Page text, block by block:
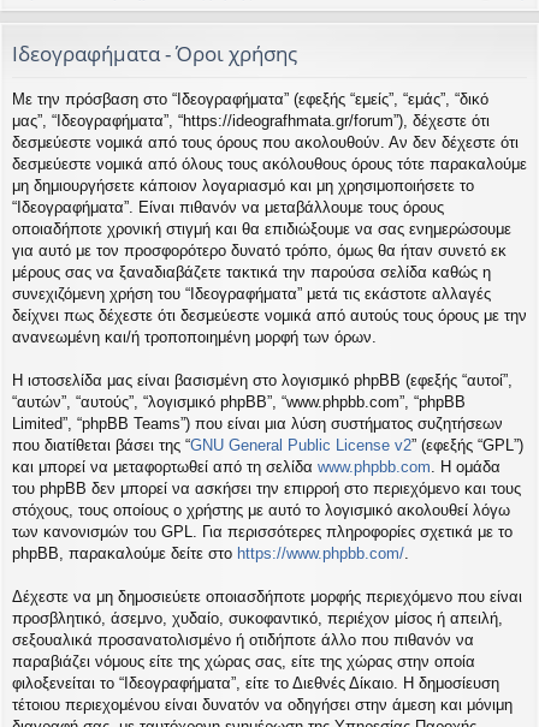
ς
συ
νδ
έσ
εις
τή
σε
ις
Ιδεογραφήματα - Όροι χρήσης
Με την πρόσβαση στο “Ιδεογραφήματα” (εφεξής “εμείς”, “εμάς”, “δικό
μας”, “Ιδεογραφήματα”, “https://ideografhmata.gr/forum”), δέχεστε ότι
δεσμεύεστε νομικά από τους όρους που ακολουθούν. Αν δεν δέχεστε ότι
δεσμεύεστε νομικά από όλους τους ακόλουθους όρους τότε παρακαλούμε
μη δημιουργήσετε κάποιον λογαριασμό και μη χρησιμοποιήσετε το
“Ιδεογραφήματα”. Είναι πιθανόν να μεταβάλλουμε τους όρους
οποιαδήποτε χρονική στιγμή και θα επιδιώξουμε να σας ενημερώσουμε
για αυτό με τον προσφορότερο δυνατό τρόπο, όμως θα ήταν συνετό εκ
μέρους σας να ξαναδιαβάζετε τακτικά την παρούσα σελίδα καθώς η
συνεχιζόμενη χρήση του “Ιδεογραφήματα” μετά τις εκάστοτε αλλαγές
δείχνει πως δέχεστε ότι δεσμεύεστε νομικά από αυτούς τους όρους με την
ανανεωμένη και/ή τροποποιημένη μορφή των όρων.
Η ιστοσελίδα μας είναι βασισμένη στο λογισμικό phpBB (εφεξής “αυτοί”,
“αυτών”, “αυτούς”, “λογισμικό phpBB”, “www.phpbb.com”, “phpBB
Limited”, “phpBB Teams”) που είναι μια λύση συστήματος συζητήσεων
που διατίθεται βάσει της “GNU General Public License v2” (εφεξής “GPL”)
και μπορεί να μεταφορτωθεί από τη σελίδα www.phpbb.com . Η ομάδα
του phpBB δεν μπορεί να ασκήσει την επιρροή στο περιεχόμενο και τους
στόχους, τους οποίους ο χρήστης με αυτό το λογισμικό ακολουθεί λόγω
των κανονισμών του GPL. Για περισσότερες πληροφορίες σχετικά με το
phpBB, παρακαλούμε δείτε στο https://www.phpbb.com/
Δέχεστε να μη δημοσιεύετε οποιασδήποτε μορφής περιεχόμενο που είναι
προσβλητικό, άσεμνο, χυδαίο, συκοφαντικό, περιέχον μίσος ή απειλή,
σεξουαλικά προσανατολισμένο ή οτιδήποτε άλλο που πιθανόν να
παραβιάζει νόμους είτε της χώρας σας, είτε της χώρας στην οποία
φιλοξενείται το “Ιδεογραφήματα”, είτε το Διεθνές Δίκαιο. Η δημοσίευση
τέτοιου περιεχομένου είναι δυνατόν να οδηγήσει στην άμεση και μόνιμη